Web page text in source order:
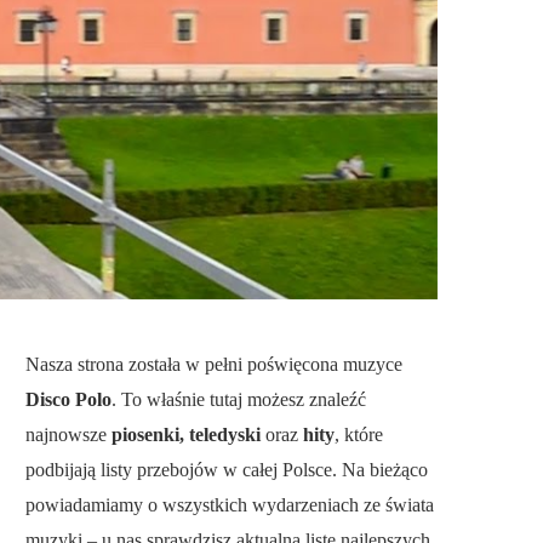
Nasza strona została w pełni poświęcona muzyce
Disco Polo. To właśnie tutaj możesz znaleźć
najnowsze piosenki, teledyski oraz hity, które
podbijają listy przebojów w całej Polsce. Na bieżąco
powiadamiamy o wszystkich wydarzeniach ze świata